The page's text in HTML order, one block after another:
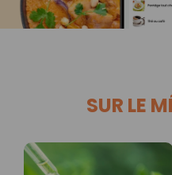
SUR LE